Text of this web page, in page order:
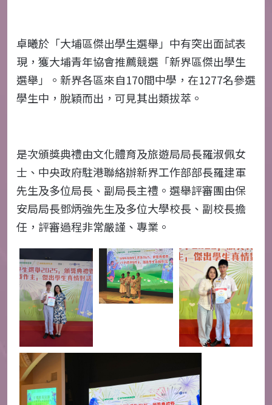
卓曦於「大埔區傑出學生選舉」中有突出面試表
現，獲大埔青年協會推薦競選「新界區傑出學生
選舉」。新界各區來自170間中學，在1277名參選
學生中，脫穎而出，可見其出類拔萃。
是次頒獎典禮由文化體育及旅遊局局長羅淑佩女
士、中央政府駐港聯絡辦新界工作部部長羅建軍
先生及多位局長、副局長主禮。選舉評審團由保
安局局長鄧炳強先生及多位大學校長、副校長擔
任，評審過程非常嚴謹、專業。